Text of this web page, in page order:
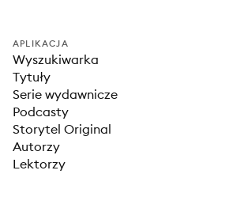
APLIKACJA
Wyszukiwarka
Tytuły
Serie wydawnicze
Podcasty
Storytel Original
Autorzy
Lektorzy